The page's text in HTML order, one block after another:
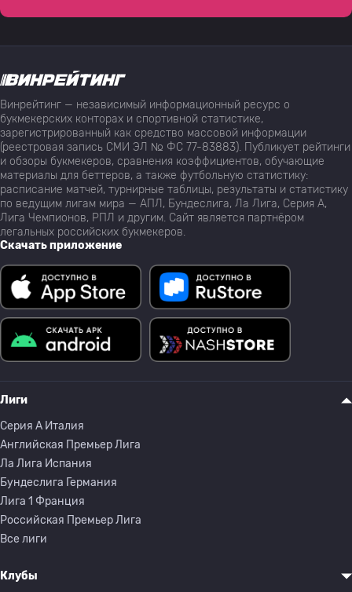
Винрейтинг — независимый информационный ресурс о
букмекерских конторах и спортивной статистике,
зарегистрированный как средство массовой информации
(реестровая запись СМИ ЭЛ № ФС 77-83883). Публикует рейтинги
и обзоры букмекеров, сравнения коэффициентов, обучающие
материалы для беттеров, а также футбольную статистику:
расписание матчей, турнирные таблицы, результаты и статистику
по ведущим лигам мира — АПЛ, Бундеслига, Ла Лига, Серия А,
Лига Чемпионов, РПЛ и другим. Сайт является партнёром
легальных российских букмекеров.
Скачать приложение
Лиги
Серия A Италия
Английская Премьер Лига
Ла Лига Испания
Бундеслига Германия
Лига 1 Франция
Российская Премьер Лига
Все лиги
Клубы